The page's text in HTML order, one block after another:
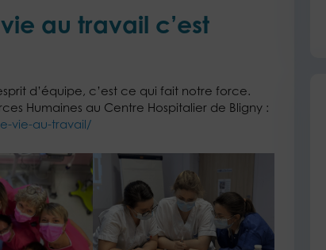
au travail c’est
d’équipe, c’est ce qui fait notre force.
Humaines au Centre Hospitalier de Bligny :
vie-au-travail/